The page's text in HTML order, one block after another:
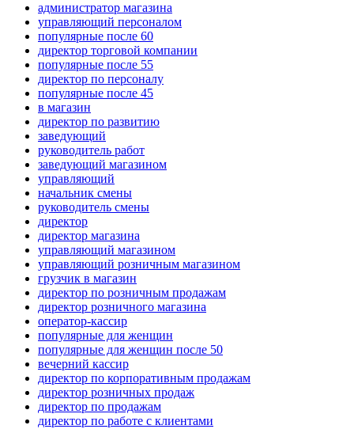
администратор магазина
управляющий персоналом
популярные после 60
директор торговой компании
популярные после 55
директор по персоналу
популярные после 45
в магазин
директор по развитию
заведующий
руководитель работ
заведующий магазином
управляющий
начальник смены
руководитель смены
директор
директор магазина
управляющий магазином
управляющий розничным магазином
грузчик в магазин
директор по розничным продажам
директор розничного магазина
оператор-кассир
популярные для женщин
популярные для женщин после 50
вечерний кассир
директор по корпоративным продажам
директор розничных продаж
директор по продажам
директор по работе с клиентами